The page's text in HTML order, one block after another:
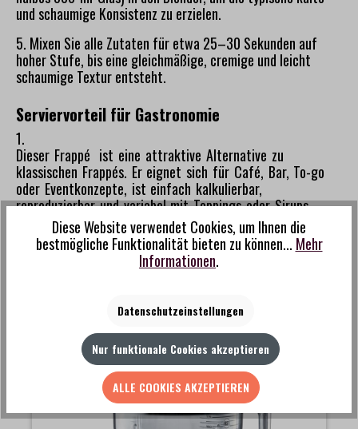
und schaumige Konsistenz zu erzielen.
5. Mixen Sie alle Zutaten für etwa 25–30 Sekunden auf
hoher Stufe, bis eine gleichmäßige, cremige und leicht
schaumige Textur entsteht.
Serviervorteil für Gastronomie
1.
Dieser Frappé ist eine attraktive Alternative zu
klassischen Frappés. Er eignet sich für Café, Bar, To-go
oder Eventkonzepte, ist einfach kalkulierbar,
reproduzierbar und variabel mit Toppings oder Sirups.
Produktgalerie überspringen
Diese Website verwendet Cookies, um Ihnen die
bestmögliche Funktionalität bieten zu können... Mehr
Informationen.
Datenschutzeinstellungen
Nur funktionale Cookies akzeptieren
ALLE COOKIES AKZEPTIEREN